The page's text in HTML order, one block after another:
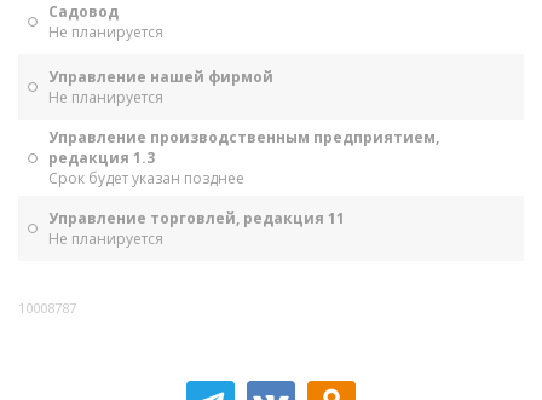
Садовод
Не планируется
Управление нашей фирмой
Не планируется
Управление производственным предприятием,
редакция 1.3
Срок будет указан позднее
Управление торговлей, редакция 11
Не планируется
10008787